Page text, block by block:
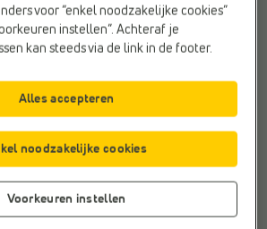
-35%
FRED PERRY
3 kleuren
voor “enkel noodzakelijke cookies”
instellen”. Achteraf je
kan steeds via de link in de footer.
Voorkeuren instellen
noodzakelijke cookies
Alles accepteren